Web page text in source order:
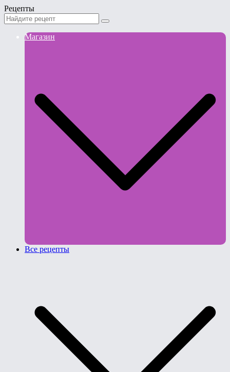
Рецепты
Магазин
Все рецепты